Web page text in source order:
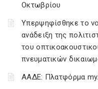
Οκτωβρίου
Υπερψηφίσθηκε το
ανάδειξη της
του
πνευματικών
ΑΑΔΕ: Πλατφόρμα